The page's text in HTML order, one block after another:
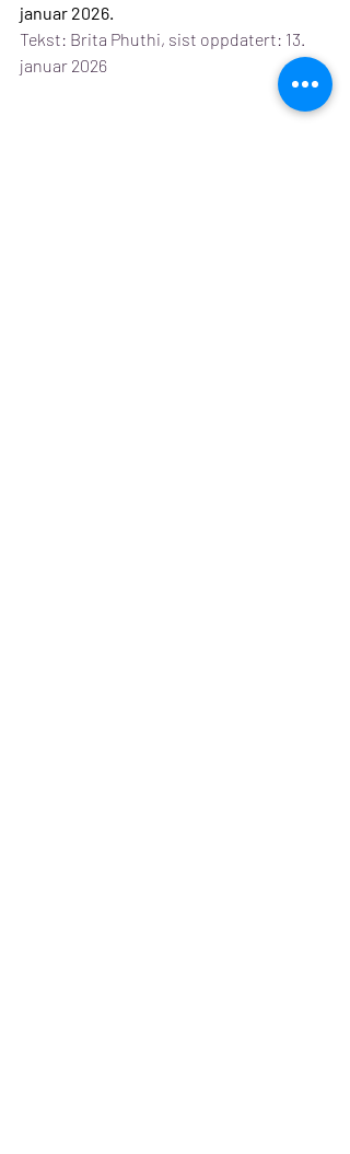
januar 2026.
Tekst: Brita Phuthi, sist oppdatert: 13.
januar 2026